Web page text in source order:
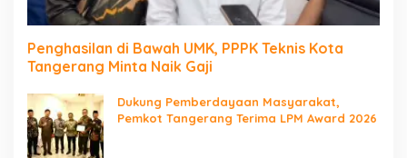
Penghasilan di Bawah UMK, PPPK Teknis Kota
Tangerang Minta Naik Gaji
Dukung Pemberdayaan Masyarakat,
Pemkot Tangerang Terima LPM Award 2026